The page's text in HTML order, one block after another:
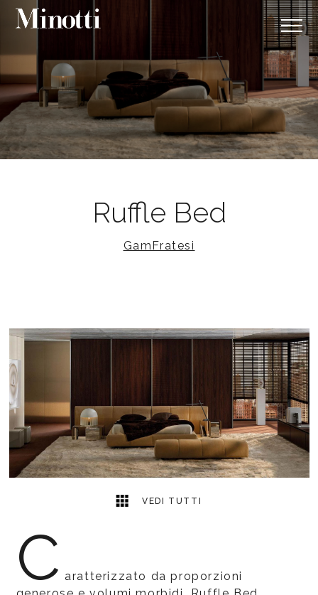
Ruffle Bed
GamFratesi
VEDI TUTTI
5 2
C aratterizzato da proporzioni